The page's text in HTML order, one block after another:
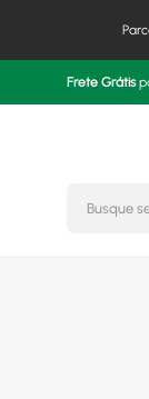
Frete Grátis